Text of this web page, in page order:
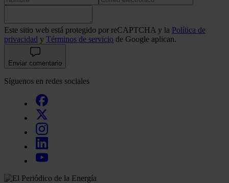
Este sitio web está protegido por reCAPTCHA y la Política de
privacidad y Términos de servicio de Google aplican.
Enviar comentario
Síguenos en redes sociales